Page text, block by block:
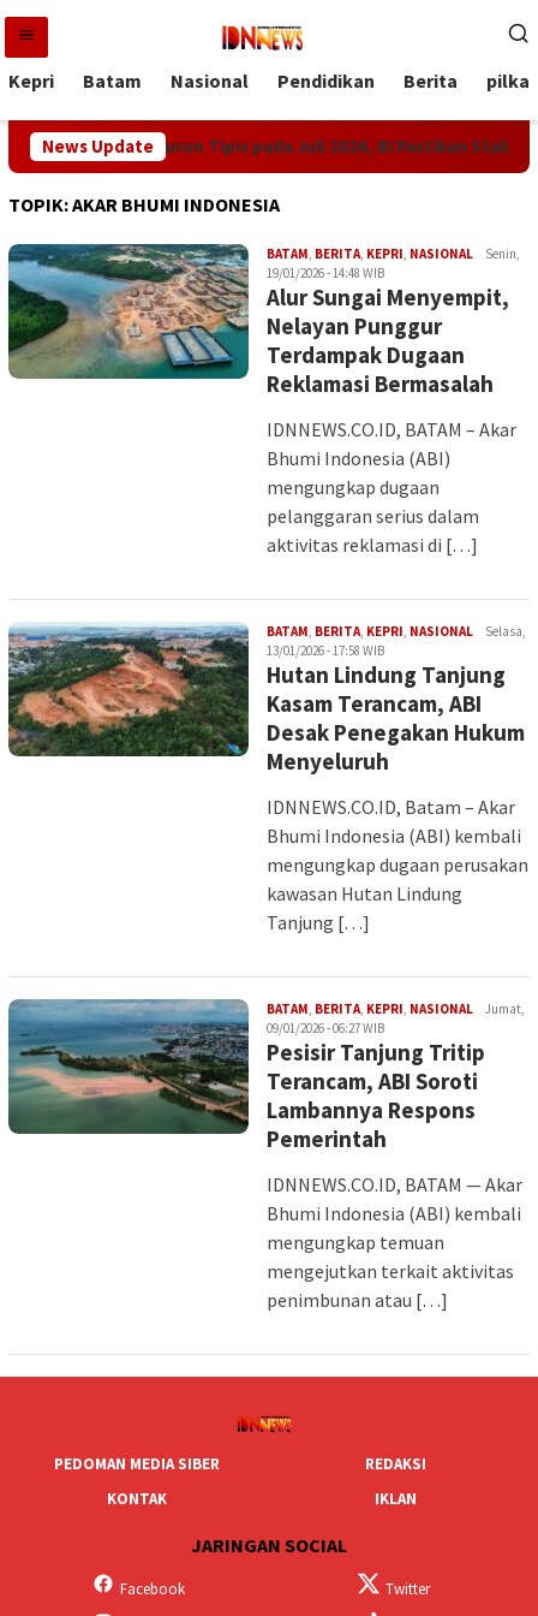
Loncat
konten
Kepri Batam Nasional Pendidikan Berita
News Update
Indonesia Turun Tipis pada Juli 2026, BI Pastikan
TOPIK:AKAR BHUMI INDONESIA
BATAM, BERITA, KEPRI, NASIONALImanSenin,
19/01/2026 - 14:48 WIB
Alur Sungai Menyempit,
Nelayan Punggur
Terdampak Dugaan
Reklamasi Bermasalah
IDNNEWS.CO.ID, BATAM – Akar
Bhumi Indonesia (ABI)
mengungkap dugaan
pelanggaran serius dalam
aktivitas reklamasi di […]
BATAM, BERITA, KEPRI, NASIONALImanSelasa,
13/01/2026 - 17:58 WIB
Hutan Lindung Tanjung
Kasam Terancam, ABI
Desak Penegakan Hukum
Menyeluruh
IDNNEWS.CO.ID, Batam – Akar
Bhumi Indonesia (ABI) kembali
mengungkap dugaan perusakan
kawasan Hutan Lindung
Tanjung […]
BATAM, BERITA, KEPRI, NASIONALImanJumat,
09/01/2026 - 06:27 WIB
Pesisir Tanjung Tritip
Terancam, ABI Soroti
Lambannya Respons
Pemerintah
IDNNEWS.CO.ID, BATAM — Akar
Bhumi Indonesia (ABI) kembali
mengungkap temuan
mengejutkan terkait aktivitas
penimbunan atau […]
PEDOMAN MEDIA SIBER
REDAKSI
KONTAK
IKLAN
JARINGAN SOCIAL
Facebook Twitter